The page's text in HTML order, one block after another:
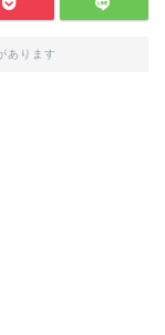
あります